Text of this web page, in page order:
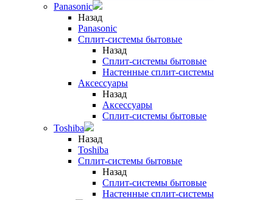
Panasonic
Назад
Panasonic
Сплит-системы бытовые
Назад
Сплит-системы бытовые
Настенные сплит-системы
Аксессуары
Назад
Аксессуары
Сплит-системы бытовые
Toshiba
Назад
Toshiba
Сплит-системы бытовые
Назад
Сплит-системы бытовые
Настенные сплит-системы